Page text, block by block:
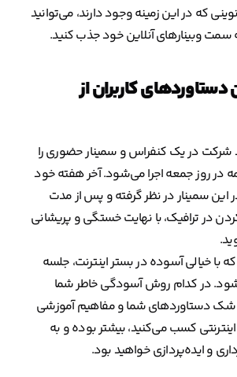
که در این زمینه وجود دارند، می‌توانید
سمت وبینارهای آنلاین خود جذب کنید‌.
دستاوردهای کاربران از
در یک کنفراس و سمینار حضوری را
در روز جمعه اجرا می‌شود. آخر هفته خود
این سمینار در نظر گرفته و پس از مدت
در ترافیک، با نهایت خستگی و پریشانی
با خیالی آسوده در بستر اینترنت، جلسه
شود. در کدام روش آسودگی خاطر شما
دستاوردهای شما و مفاهیم آموزشی
کسب می‌کنید، بیشتر بوده و به
و ایده‌پردازی خواهید بود.